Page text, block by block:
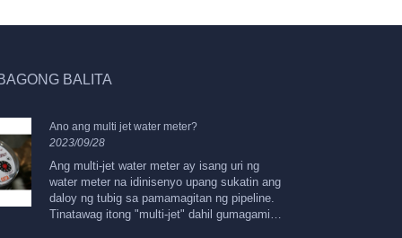
BALITA
Ano ang multi jet water meter?
2023/09/28
Ang multi-jet water meter ay isang uri ng
water meter na idinisenyo upang sukatin ang
daloy ng tubig sa pamamagitan ng pipeline.
Tinatawag itong "multi-jet" dahil gumagamit